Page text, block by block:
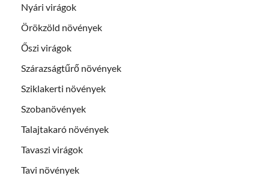
Nyári virágok
Örökzöld növények
Őszi virágok
Szárazságtűrő növények
Sziklakerti növények
Szobanövények
Talajtakaró növények
Tavaszi virágok
Tavi növények